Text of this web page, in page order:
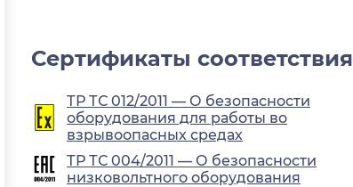
Сертификаты соответствия
ТР ТС 012/2011 — О безопасности
оборудования для работы во
взрывоопасных средах
ТР ТС 004/2011 — О безопасности
низковольтного оборудования